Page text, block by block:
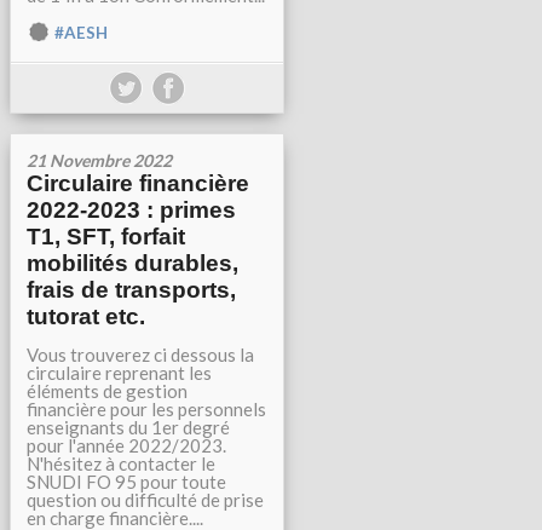
#AESH
21 Novembre 2022
Circulaire financière
2022-2023 : primes
T1, SFT, forfait
mobilités durables,
frais de transports,
tutorat etc.
Vous trouverez ci dessous la
circulaire reprenant les
éléments de gestion
financière pour les personnels
enseignants du 1er degré
pour l'année 2022/2023.
N'hésitez à contacter le
SNUDI FO 95 pour toute
question ou difficulté de prise
en charge financière....